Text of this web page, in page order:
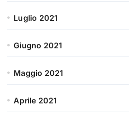
Luglio 2021
Giugno 2021
Maggio 2021
Aprile 2021